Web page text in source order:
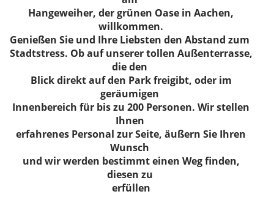
Hangeweiher, der grünen Oase in Aachen,
willkommen.
Genießen Sie und Ihre Liebsten den Abstand zum
Stadtstress. Ob auf unserer tollen Außenterrasse,
die den
Blick direkt auf den Park freigibt, oder im
geräumigen
Innenbereich für bis zu 200 Personen. Wir stellen
Ihnen
erfahrenes Personal zur Seite, äußern Sie Ihren
Wunsch
und wir werden bestimmt einen Weg finden,
diesen zu
erfüllen